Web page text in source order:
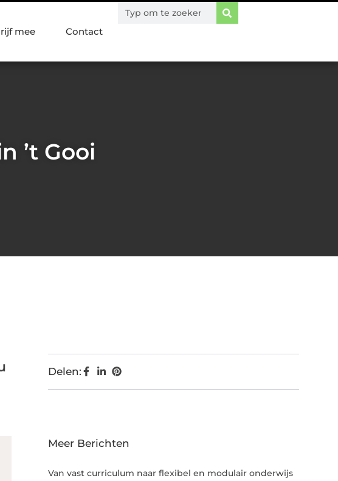
mee Contact
’t Gooi
Delen:
Meer Berichten
Van vast curriculum naar flexibel en modulair onderwijs